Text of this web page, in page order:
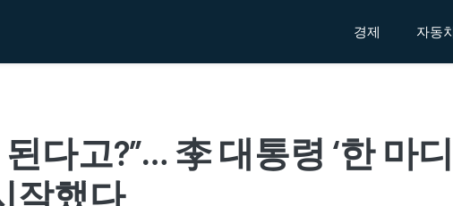
경제 자동
다고?”… 李 대통령 ‘한 마
작했다